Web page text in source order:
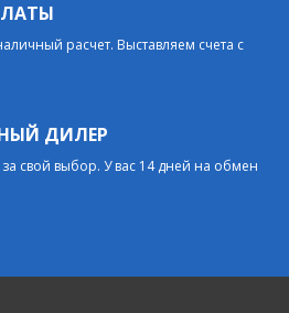
расчет. Выставляем счета с
ДИЛЕР
свой выбор. У вас 14 дней на обмен